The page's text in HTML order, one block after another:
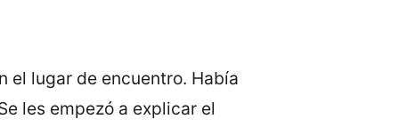
el lugar de encuentro. Había
les empezó a explicar el